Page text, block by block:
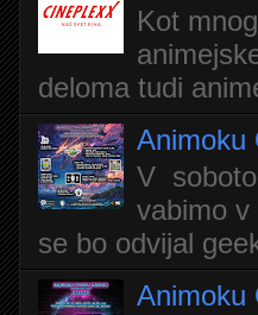
Kot
deloma tudi
Animoku
V
vabimo
se bo odvijal
Animoku